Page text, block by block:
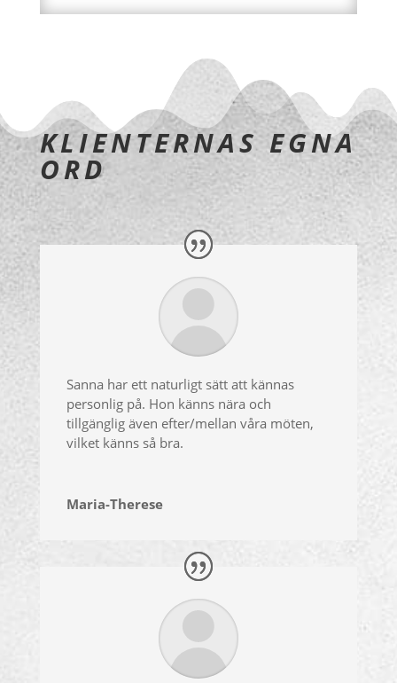
KLIENTERNAS EGNA
ORD
Sanna har ett naturligt sätt att kännas
personlig på. Hon känns nära och
tillgänglig även efter/mellan våra möten,
vilket känns så bra.
Maria-Therese